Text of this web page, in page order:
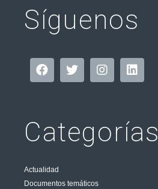
Síguenos
Categorías
Actualidad
Documentos temáticos